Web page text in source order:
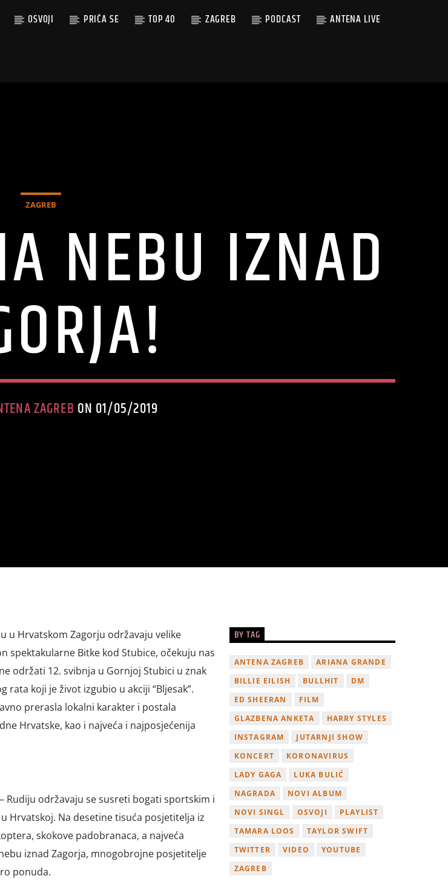
OSVOJI PRIČA SE TOP 40 ZAGREB PODCAST ANTENA LIVE
ZAGREB
NEBU IZNAD
ZAGREB ON 01/05/2019
u Hrvatskom Zagorju održavaju velike
spektakularne Bitke kod Stubice, očekuju nas
održati 12. svibnja u Gornjoj Stubici u znak
koji je život izgubio u akciji “Bljesak”.
prerasla lokalni karakter i postala
Hrvatske, kao i najveća i najposjećenija
Rudiju održavaju se susreti bogati sportskim i
Hrvatskoj. Na desetine tisuća posjetitelja iz
skokove padobranaca, a najveća
iznad Zagorja, mnogobrojne posjetitelje
ponuda.
BY TAG
ANTENA ZAGREB
ARIANA GRANDE
BILLIE EILISH
BULLHIT
DM
ED SHEERAN
FILM
GLAZBENA ANKETA
HARRY STYLES
INSTAGRAM
JUTARNJI SHOW
KONCERT
KORONAVIRUS
LADY GAGA
LUKA BULIĆ
NAGRADA
NOVI ALBUM
NOVI SINGL
OSVOJI
PLAYLIST
TAMARA LOOS
TAYLOR SWIFT
TWITTER
VIDEO
YOUTUBE
ZAGREB